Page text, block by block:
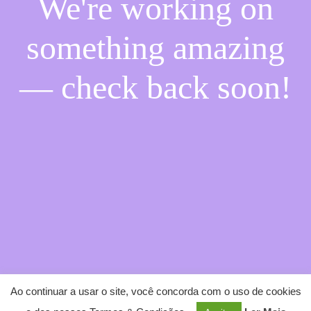
We're working on
something amazing
— check back soon!
Ao continuar a usar o site, você concorda com o uso de cookies